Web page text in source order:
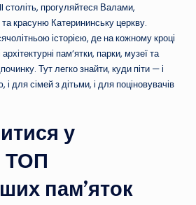
століть, прогуляйтеся Валами,
та красуню Катерининську церкву.
історією, де на кожному кроці
пам’ятки, парки, музеї та
Тут легко знайти, куди піти — і
і для сімей з дітьми, і для поціновувачів
у
ТОП
пам’яток